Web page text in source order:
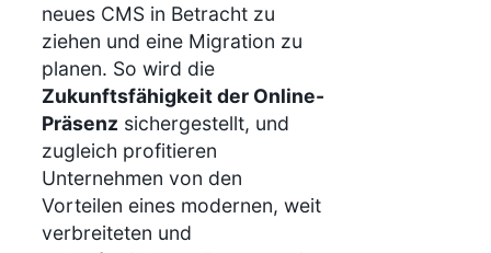
neues CMS in Betracht zu
ziehen und eine Migration zu
planen. So wird die
Zukunftsfähigkeit der Online-
Präsenz sichergestellt, und
zugleich profitieren
Unternehmen von den
Vorteilen eines modernen, weit
verbreiteten und